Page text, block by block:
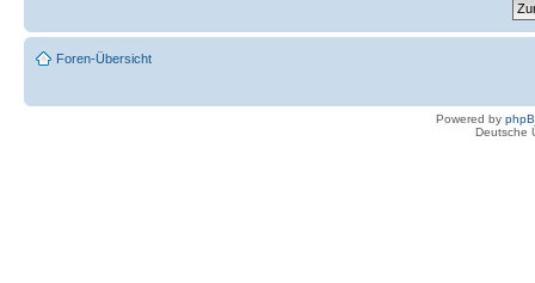
Foren-Übersicht
Powered by
Deutsche